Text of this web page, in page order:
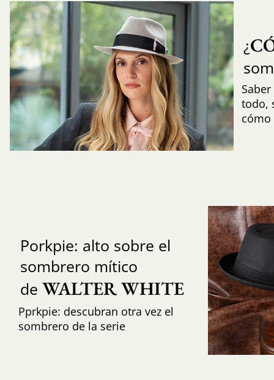
¿
todo,
cómo
Porkpie: alto sobre el
sombrero mítico
de WALTER WHITE
Pprkpie: descubran otra vez el
sombrero de la serie